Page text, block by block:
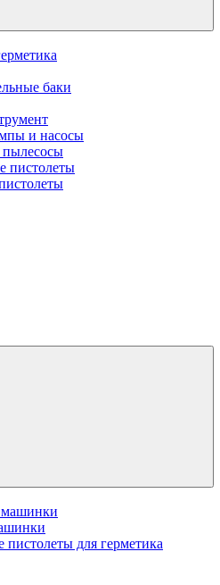
баки
и насосы
пистолеты
для герметика